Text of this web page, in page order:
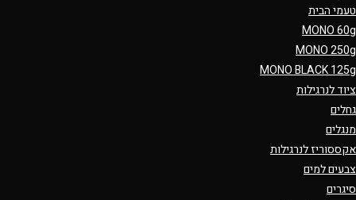
טעמי הבית
MONO 60g
MONO 250g
MONO BLACK 125g
ציוד לנרגילות
גחלים
מנגלים
אקססוריז לנרגילות
צבעים למים
סיגרים